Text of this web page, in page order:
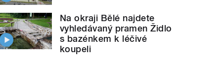
Na okraji Bělé najdete
vyhledávaný pramen Židlo
s bazénkem k léčivé
koupeli